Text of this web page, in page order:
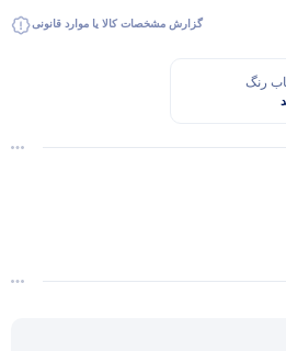
گزارش مشخصات کالا یا موارد قانونی
رنگ